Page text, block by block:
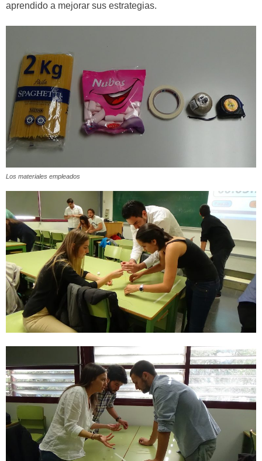
aprendido a mejorar sus estrategias.
Los materiales empleados